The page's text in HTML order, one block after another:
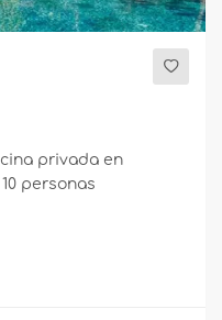
personas